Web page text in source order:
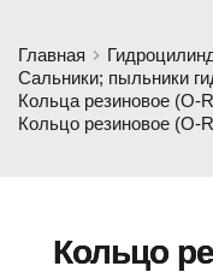
Главная
Сальники; пыльники
Кольца резиновое (O-
Кольцо резиновое (O-
Кольцо